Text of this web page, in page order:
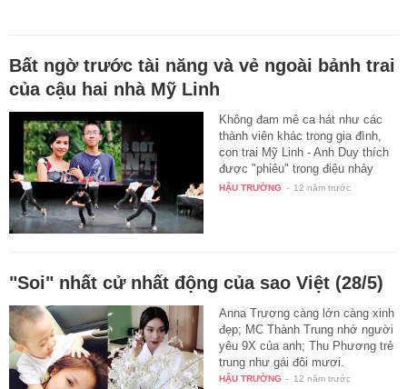
Bất ngờ trước tài năng và vẻ ngoài bảnh trai
của cậu hai nhà Mỹ Linh
Không đam mê ca hát như các
thành viên khác trong gia đình,
con trai Mỹ Linh - Anh Duy thích
được "phiêu" trong điệu nhảy
trẻ…
HẬU TRƯỜNG - 12 năm trước
"Soi" nhất cử nhất động của sao Việt (28/5)
Anna Trương càng lớn càng xinh
đẹp; MC Thành Trung nhớ người
yêu 9X của anh; Thu Phương trẻ
trung như gái đôi mươi.
HẬU TRƯỜNG - 12 năm trước